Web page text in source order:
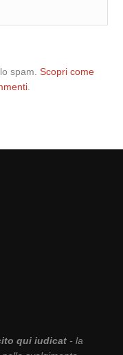
lo spam.Scopri come
qui iudicat- la